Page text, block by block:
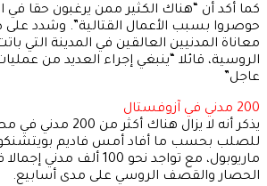
كما أكد أن “هناك الكثير ممن يرغبون حقا في
حوصروا بسبب الأعمال القتالية”. وشدد
معاناة المدنيين العالقين في المدينة التي
الروسية، قائلا “ينبغي إجراء العديد من
عاجل”
200 مدني في آزوفستال
يذكر أنه لا يزال هناك
للصلب بحسب ما أفاد أمس فاديم
ماريوبول، مع تواجد نحو 100
الحصار والقصف الروسي على مدى أسابيع.